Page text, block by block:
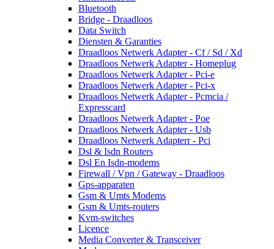
Bluetooth
Bridge - Draadloos
Data Switch
Diensten & Garanties
Draadloos Netwerk Adapter - Cf / Sd / Xd
Draadloos Netwerk Adapter - Homeplug
Draadloos Netwerk Adapter - Pci-e
Draadloos Netwerk Adapter - Pci-x
Draadloos Netwerk Adapter - Pcmcia /
Expresscard
Draadloos Netwerk Adapter - Poe
Draadloos Netwerk Adapter - Usb
Draadloos Netwerk Adapterr - Pci
Dsl & Isdn Routers
Dsl En Isdn-modems
Firewall / Vpn / Gateway - Draadloos
Gps-apparaten
Gsm & Umts Modems
Gsm & Umts-routers
Kvm-switches
Licence
Media Converter & Transceiver